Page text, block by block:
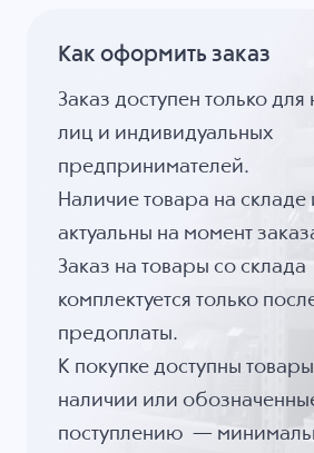
Как оформить заказ
Заказ доступен только
лиц и индивидуальных
предпринимателей.
Наличие товара на складе
актуальны на момент
Заказ на товары со склада
комплектуется только
предоплаты.
К покупке доступны
наличии или
поступлению —